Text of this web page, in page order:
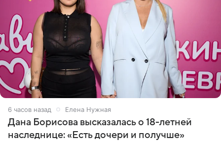
6 часов назад Елена Нужная
Дана Борисова высказалась о 18-летней
наследнице: «Есть дочери и получше»